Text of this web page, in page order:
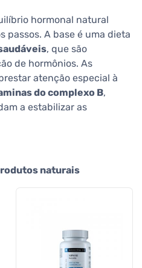
hormonal natural
passos. A base é uma dieta
, que são
de hormônios. As
atenção especial à
do complexo B,
a estabilizar as
naturais